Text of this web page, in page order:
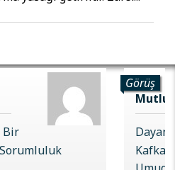
Bir
Görüş
Mutlu
Kafkas